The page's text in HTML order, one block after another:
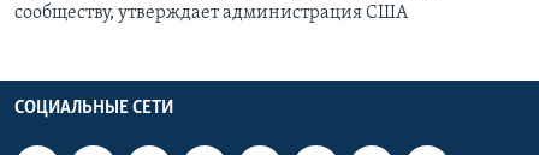
сообществу, утверждает администрация США
СОЦИАЛЬНЫЕ СЕТИ